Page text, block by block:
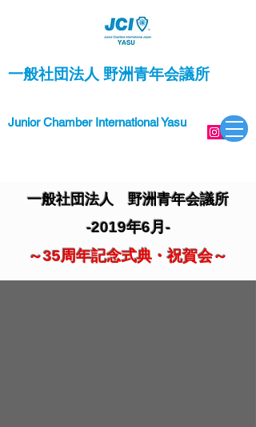
一般社団法人 野洲青年会議所
Junior Chamber International Yasu
一般社団法人 野洲青年会議所
-2019年6月-
～35周年記念式典・祝賀会～